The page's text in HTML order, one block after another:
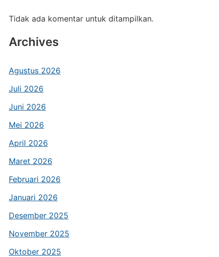
Tidak ada komentar untuk ditampilkan.
Archives
Agustus 2026
Juli 2026
Juni 2026
Mei 2026
April 2026
Maret 2026
Februari 2026
Januari 2026
Desember 2025
November 2025
Oktober 2025